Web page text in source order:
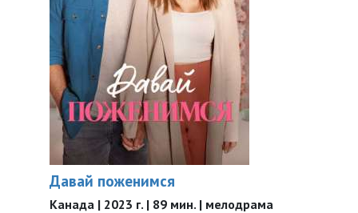
Давай поженимся
Канада | 2023 г. | 89 мин. | мелодрама